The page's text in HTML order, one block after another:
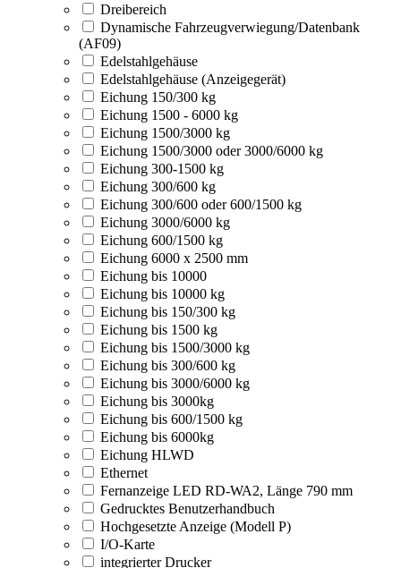
Dreibereich
Dynamische Fahrzeugverwiegung/Datenbank
(AF09)
Edelstahlgehäuse
Edelstahlgehäuse (Anzeigegerät)
Eichung 150/300 kg
Eichung 1500 - 6000 kg
Eichung 1500/3000 kg
Eichung 1500/3000 oder 3000/6000 kg
Eichung 300-1500 kg
Eichung 300/600 kg
Eichung 300/600 oder 600/1500 kg
Eichung 3000/6000 kg
Eichung 600/1500 kg
Eichung 6000 x 2500 mm
Eichung bis 10000
Eichung bis 10000 kg
Eichung bis 150/300 kg
Eichung bis 1500 kg
Eichung bis 1500/3000 kg
Eichung bis 300/600 kg
Eichung bis 3000/6000 kg
Eichung bis 3000kg
Eichung bis 600/1500 kg
Eichung bis 6000kg
Eichung HLWD
Ethernet
Fernanzeige LED RD-WA2, Länge 790 mm
Gedrucktes Benutzerhandbuch
Hochgesetzte Anzeige (Modell P)
I/O-Karte
integrierter Drucker